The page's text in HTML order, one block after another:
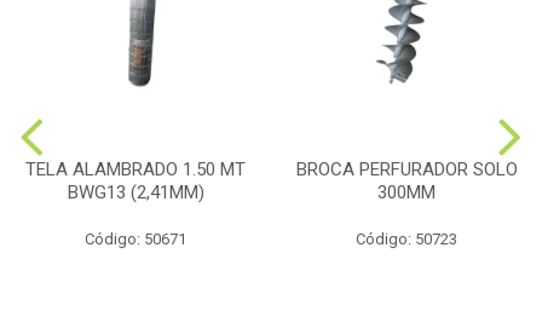
TELA ALAMBRADO 1.50 MT
BWG13 (2,41MM)
Código: 50671
BROCA PERFURADOR SOLO
300MM
Código: 50723